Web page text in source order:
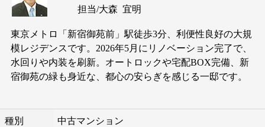
担当/大森 宜明
東京メトロ「新宿御苑前」駅徒歩3分、利便性良好の大規
模レジデンスです。2026年5月にリノベーション完了で、
水回りや内装を刷新。オートロックや宅配BOX完備、新
宿御苑の緑も身近な、都心の安らぎを感じる一邸です。
種別 中古マンション